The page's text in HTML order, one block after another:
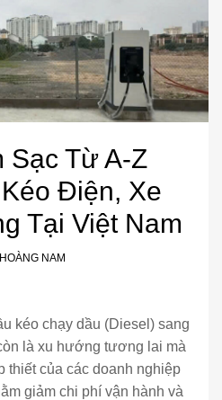
Sạc Từ A-Z
Điện, Xe
Tại Việt Nam
HOÀNG NAM
kéo chạy dầu (Diesel) sang
là xu hướng tương lai mà
thiết của các doanh nghiệp
giảm chi phí vận hành và